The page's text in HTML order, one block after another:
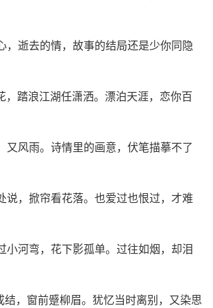
，逝去的情，故事的结局还是少你同隐
，踏浪江湖任潇洒。漂泊天涯，恋你百
又风雨。诗情里的画意，伏笔描摹不了
说，掀帘看花落。也爱过也恨过，才难
小河弯，花下影孤单。过往如烟，却泪
结，窗前蹙柳眉。犹忆当时离别，又染思